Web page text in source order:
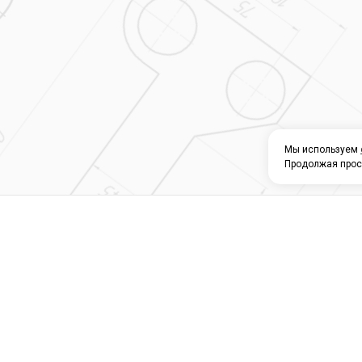
Мы используем
Продолжая